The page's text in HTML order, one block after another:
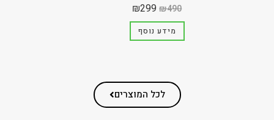
₪490
₪299
מידע נוסף
לכל המוצרים